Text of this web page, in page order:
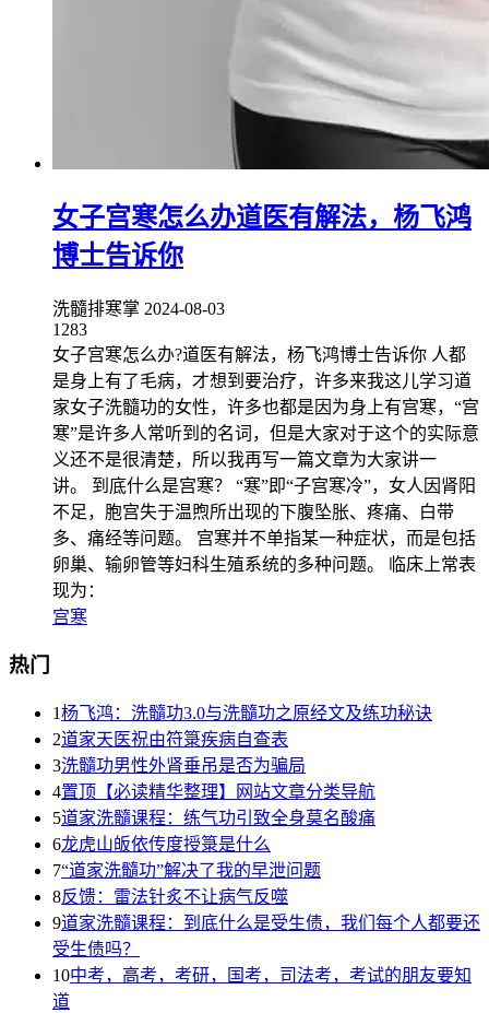
女子宫寒怎么办道医有解法，杨飞鸿
博士告诉你
洗髓排寒掌 2024-08-03
1283
女子宫寒怎么办?道医有解法，杨飞鸿博士告诉你 人都
是身上有了毛病，才想到要治疗，许多来我这儿学习道
家女子洗髓功的女性，许多也都是因为身上有宫寒，“宫
寒”是许多人常听到的名词，但是大家对于这个的实际意
义还不是很清楚，所以我再写一篇文章为大家讲一
讲。 到底什么是宫寒？ “寒”即“子宫寒冷”，女人因肾阳
不足，胞宫失于温煦所出现的下腹坠胀、疼痛、白带
多、痛经等问题。 宫寒并不单指某一种症状，而是包括
卵巢、输卵管等妇科生殖系统的多种问题。 临床上常表
现为：
宫寒
热门
1杨飞鸿：洗髓功3.0与洗髓功之原经文及练功秘诀
2道家天医祝由符箓疾病自查表
3洗髓功男性外肾垂吊是否为骗局
4置顶【必读精华整理】网站文章分类导航
5道家洗髓课程：练气功引致全身莫名酸痛
6龙虎山皈依传度授箓是什么
7“道家洗髓功”解决了我的早泄问题
8反馈：雷法针炙不让病气反噬
9道家洗髓课程：到底什么是受生债，我们每个人都要还
受生债吗？
10中考，高考，考研，国考，司法考，考试的朋友要知
道